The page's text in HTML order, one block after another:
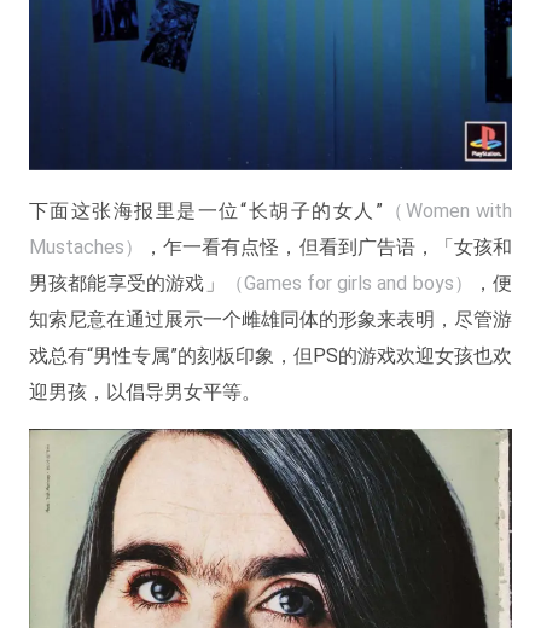
下面这张海报里是一位“长胡子的女人” （Women with
Mustaches）
，乍一看有点怪，但看到广告语，「女孩和
男孩都能享受的游戏」
（Games for girls and boys）
，便
知索尼意在通过展示一个雌雄同体的形象来表明，尽管游
戏总有“男性专属”的刻板印象，但PS的游戏欢迎女孩也欢
迎男孩，以倡导男女平等。